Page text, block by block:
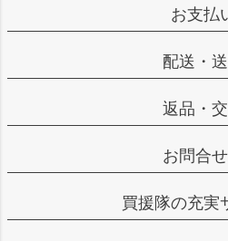
お支払
配送・
返品・
お問合
買援隊の充実